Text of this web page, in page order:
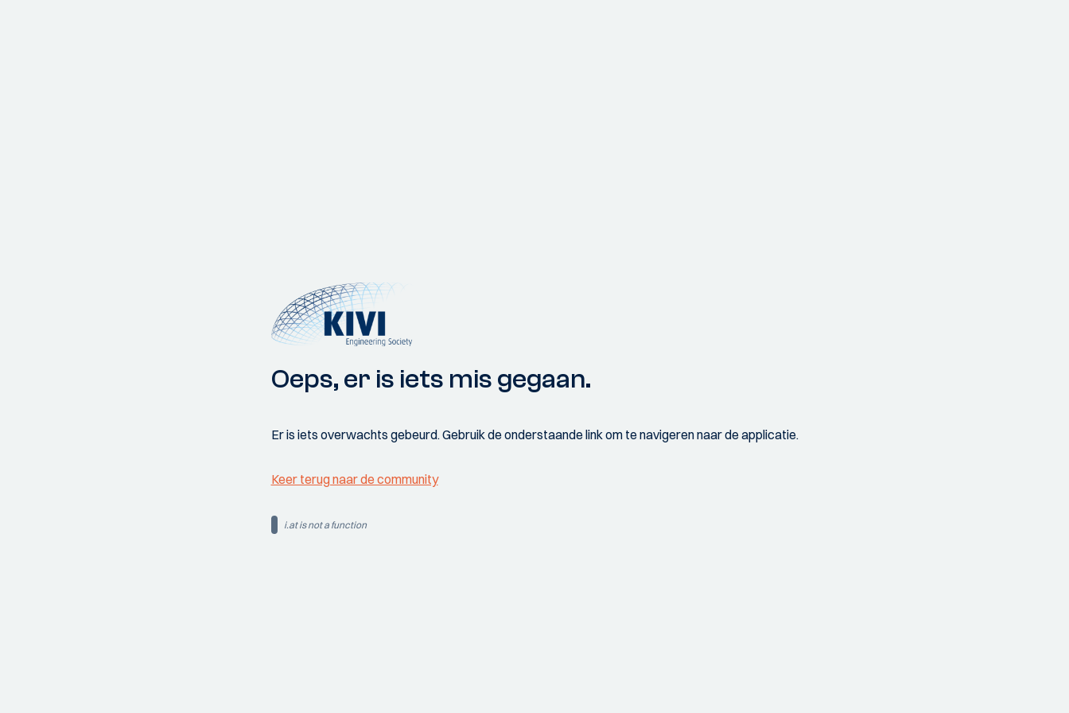
Oeps, er is iets mis gegaan.
Er is iets overwachts gebeurd. Gebruik de onderstaande link om te navigeren naar de applicatie.
Keer terug naar de community
i.at is not a function